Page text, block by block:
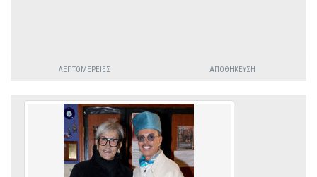
ΛΕΠΤΟΜΈΡΕΙΕΣ ΑΠΟΘΉΚΕΥΣΗ